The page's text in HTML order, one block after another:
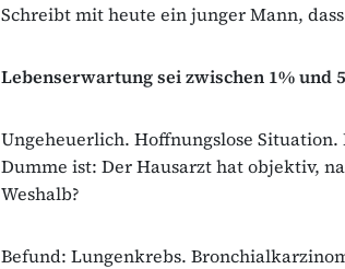
Schreibt mit heute ein junger Mann,
Lebenserwartung sei zwischen 1% und
Ungeheuerlich. Hoffnungslose
Dumme ist: Der Hausarzt hat objektiv,
Weshalb?
Befund: Lungenkrebs.